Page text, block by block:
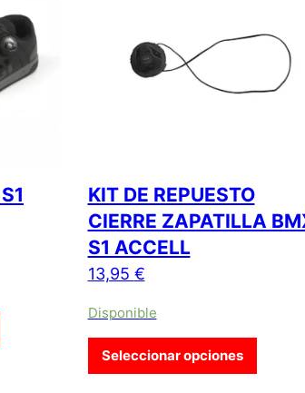
Este producto tiene múltiples variantes. Las
KIT DE REPUESTO
CIERRE ZAPATILLA
S1 ACCELL
13,95 €
Disponible
Seleccionar opciones